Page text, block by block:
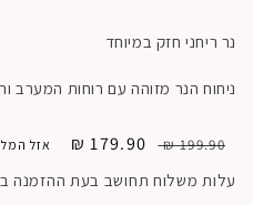
נר ריחני חזק במיוחד
ניחוח הנר מזוהה עם רוחות המערב
Regular
price
199.90 ₪
Sale
179.90 ₪ אזל
עלות משלוח תחושב בעת ההזמנה